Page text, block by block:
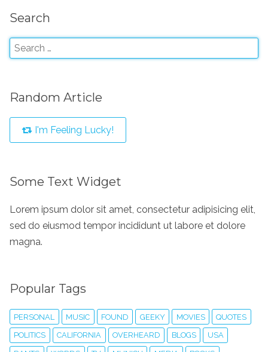
Search
Random Article
I'm Feeling Lucky!
Some Text Widget
Lorem ipsum dolor sit amet, consectetur adipisicing elit,
sed do eiusmod tempor incididunt ut labore et dolore
magna.
Popular Tags
PERSONAL MUSIC FOUND GEEKY MOVIES QUOTES
POLITICS CALIFORNIA OVERHEARD BLOGS USA